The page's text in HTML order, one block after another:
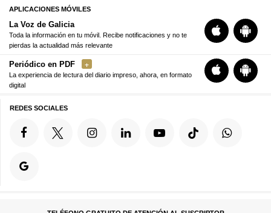
APLICACIONES MÓVILES
La Voz de Galicia
Toda la información en tu móvil. Recibe notificaciones y no te
pierdas la actualidad más relevante
Periódico en PDF
La experiencia de lectura del diario impreso, ahora, en formato
digital
REDES SOCIALES